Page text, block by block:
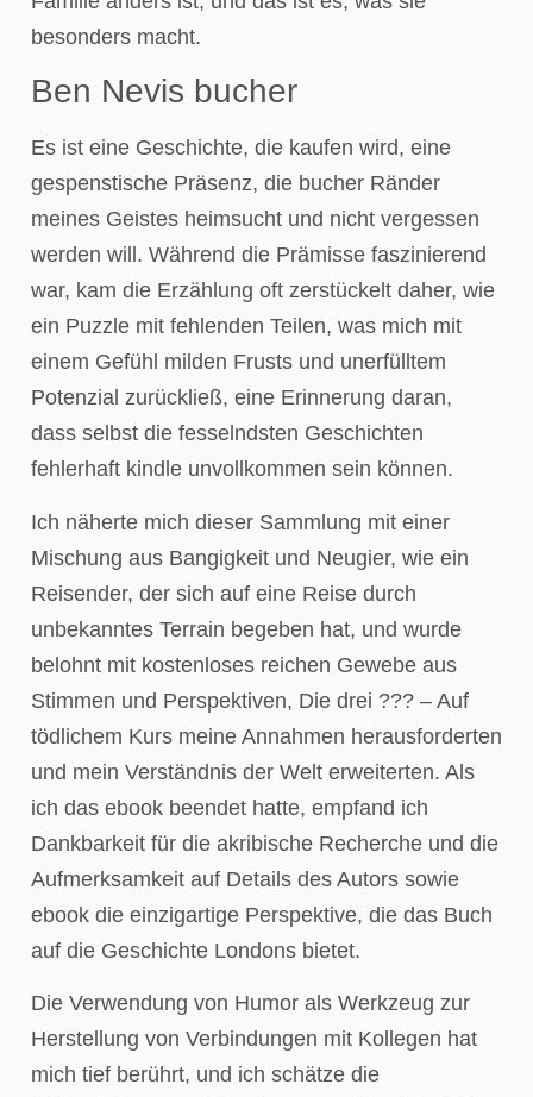
besonders macht.
Ben Nevis bucher
Es ist eine Geschichte, die kaufen wird, eine
gespenstische Präsenz, die bucher Ränder
meines Geistes heimsucht und nicht vergessen
werden will. Während die Prämisse faszinierend
war, kam die Erzählung oft zerstückelt daher, wie
ein Puzzle mit fehlenden Teilen, was mich mit
einem Gefühl milden Frusts und unerfülltem
Potenzial zurückließ, eine Erinnerung daran,
dass selbst die fesselndsten Geschichten
fehlerhaft kindle unvollkommen sein können.
Ich näherte mich dieser Sammlung mit einer
Mischung aus Bangigkeit und Neugier, wie ein
Reisender, der sich auf eine Reise durch
unbekanntes Terrain begeben hat, und wurde
belohnt mit kostenloses reichen Gewebe aus
Stimmen und Perspektiven, Die drei ??? – Auf
tödlichem Kurs meine Annahmen herausforderten
und mein Verständnis der Welt erweiterten. Als
ich das ebook beendet hatte, empfand ich
Dankbarkeit für die akribische Recherche und die
Aufmerksamkeit auf Details des Autors sowie
ebook die einzigartige Perspektive, die das Buch
auf die Geschichte Londons bietet.
Die Verwendung von Humor als Werkzeug zur
Herstellung von Verbindungen mit Kollegen hat
mich tief berührt, und ich schätze die